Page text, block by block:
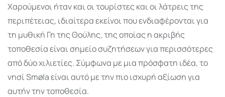
Χαρούμενοι ήταν και οι τουρίστες και οι λάτρεις της
περιπέτειας, ιδιαίτερα εκείνοι που ενδιαφέρονται για
τη μυθική Γη της Θούλης, της οποίας η ακριβής
τοποθεσία είναι σημείο συζητήσεων για περισσότερες
από δύο χιλιετίες. Σύμφωνα με μια πρόσφατη ιδέα, το
νησί Smøla είναι αυτό με την πιο ισχυρή αξίωση για
αυτήν την τοποθεσία.